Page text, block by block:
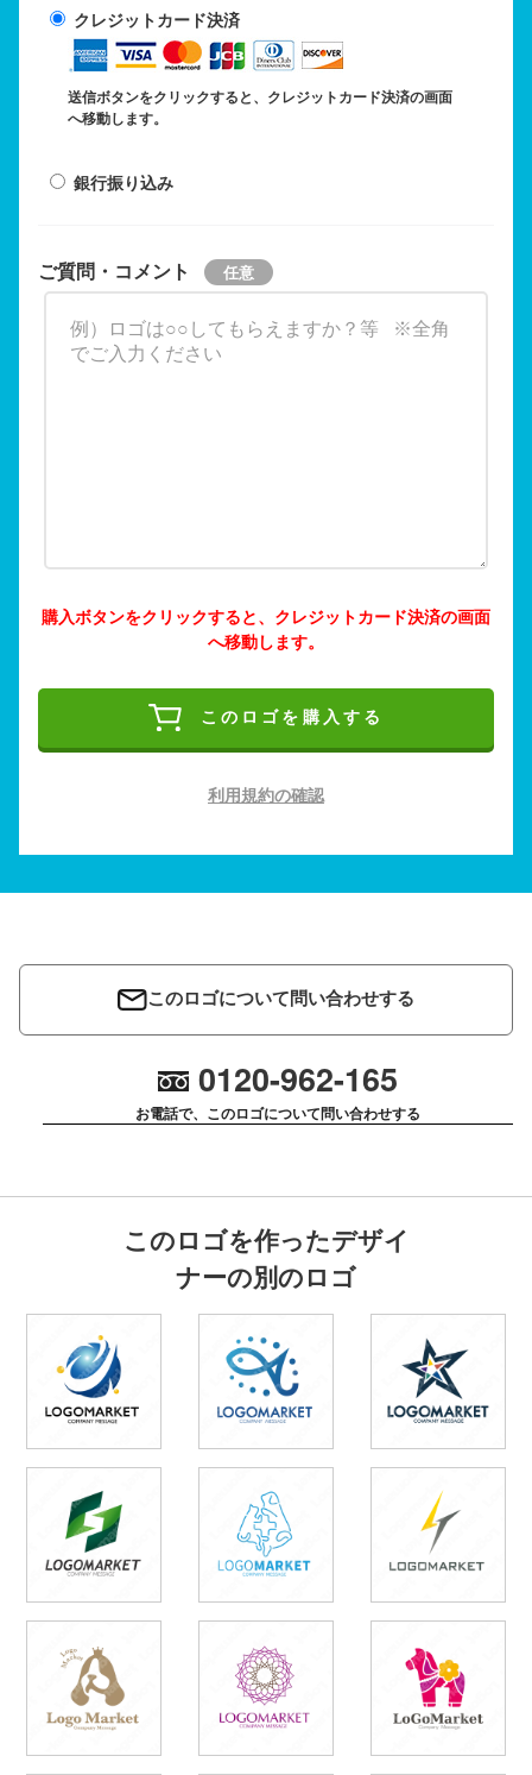
クレジットカード決済
送信ボタンをクリックすると、クレジットカード決済の画面
へ移動します。
銀行振り込み
ご質問・コメント
購入ボタンをクリックすると、クレジットカード決済の画面
へ移動します。
このロゴを購入する
利用規約の確認
このロゴについて問い合わせする
0120-962-165
お電話で、このロゴについて問い合わせする
このロゴを作ったデザイ
ナーの別のロゴ